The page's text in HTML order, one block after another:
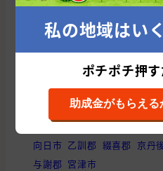
京都府の他の市区町
宇治市 八幡市 亀岡
木津川市 相楽郡 京田辺市
向日市 乙訓郡 綴喜郡 京丹
与謝郡 宮津市
私の地域はい
ポチポチ押
助成金がもらえる